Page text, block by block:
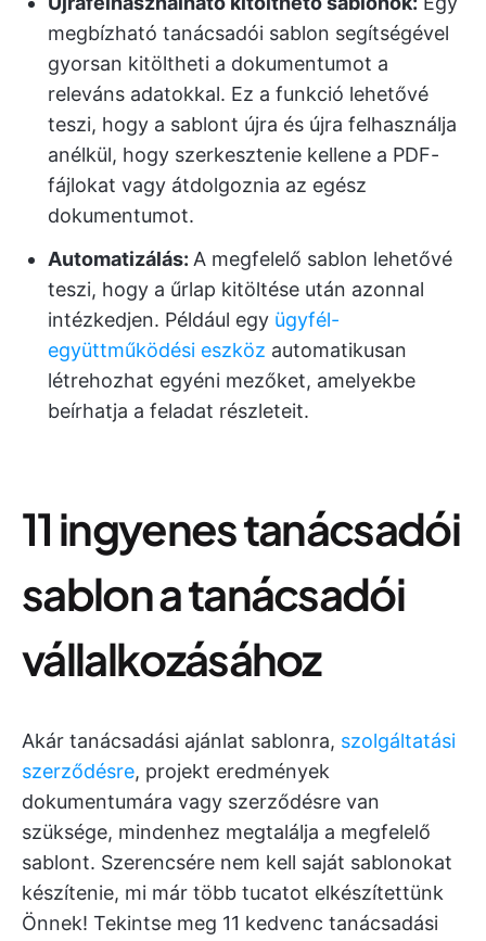
megbízható tanácsadói sablon segítségével
gyorsan kitöltheti a dokumentumot a
releváns adatokkal. Ez a funkció lehetővé
teszi, hogy a sablont újra és újra felhasználja
anélkül, hogy szerkesztenie kellene a PDF-
fájlokat vagy átdolgoznia az egész
dokumentumot.
Automatizálás: A megfelelő sablon lehetővé
teszi, hogy a űrlap kitöltése után azonnal
intézkedjen. Például egy ügyfél-
együttműködési eszköz automatikusan
létrehozhat egyéni mezőket, amelyekbe
beírhatja a feladat részleteit.
11 ingyenes tanácsadói
sablon a tanácsadói
vállalkozásához
Akár tanácsadási ajánlat sablonra, szolgáltatási
szerződésre, projekt eredmények
dokumentumára vagy szerződésre van
szüksége, mindenhez megtalálja a megfelelő
sablont. Szerencsére nem kell saját sablonokat
készítenie, mi már több tucatot elkészítettünk
Önnek! Tekintse meg 11 kedvenc tanácsadási